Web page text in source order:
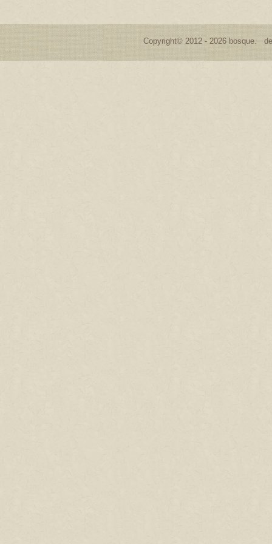
Copyright© 2012 - 2026 bosque.